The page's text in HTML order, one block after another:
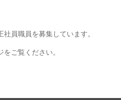
員職員を募集しています。
をご覧ください。